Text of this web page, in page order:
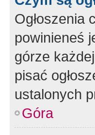
Ogłoszenia
powinieneś
górze
pisać
ustalonych
Góra